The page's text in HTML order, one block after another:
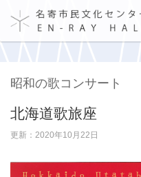
昭和の歌コンサート
北海道歌旅座
更新：2020年10月22日